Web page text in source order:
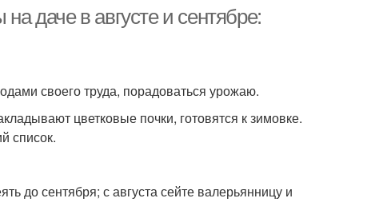
даче в августе и сентябре:
своего труда, порадоваться урожаю.
цветковые почки, готовятся к зимовке.
список.
до сентября; с августа сейте валерьянницу и